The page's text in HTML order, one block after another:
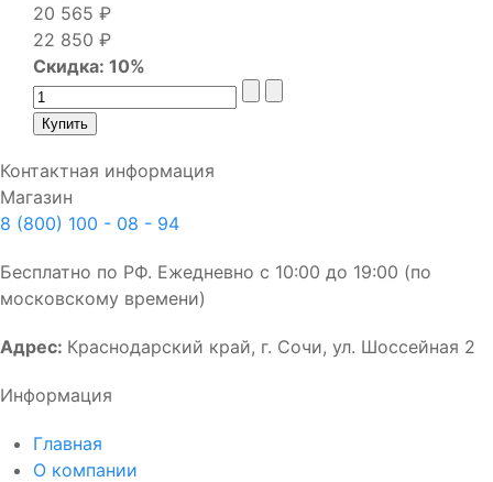
20 565 ₽
22 850 ₽
Скидка: 10%
Контактная информация
Магазин
8 (800) 100 - 08 - 94
Бесплатно по РФ. Ежедневно с 10:00 до 19:00 (по
московскому времени)
Адрес: Краснодарский край, г. Сочи, ул. Шоссейная 2
Информация
Главная
О компании